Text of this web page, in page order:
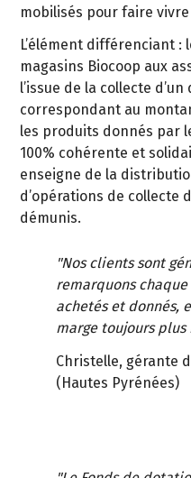
mobilisés pour faire
L’élément différenciant :
magasins Biocoop aux
l’issue de la collecte
correspondant au
les produits donnés par
100% cohérente et
enseigne de la
d’opérations de collecte
démunis.
"Nos clients sont
remarquons
achetés et donnés,
marge toujours
Christelle, gérante
(Hautes Pyrénées)